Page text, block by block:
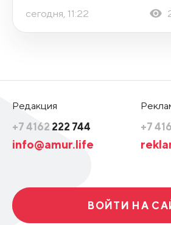
сегодня, 11:22
Редакция
+7 4162 222 744
info@amur.life
+7
ВОЙТИ НА